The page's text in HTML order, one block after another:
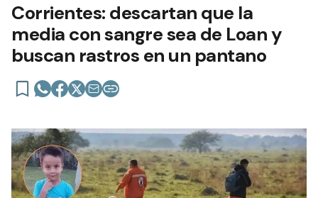
Corrientes: descartan que la
media con sangre sea de Loan y
buscan rastros en un pantano